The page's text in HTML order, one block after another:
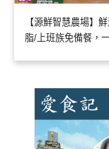
【源鮮智慧農場】
脂/上班族免備餐，